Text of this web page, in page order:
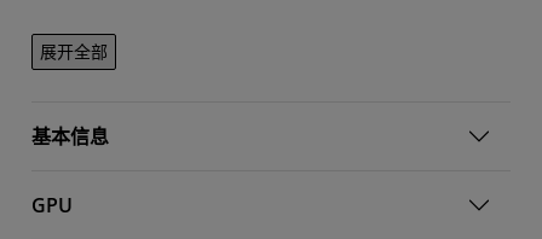
展开全部
基本信息
GPU